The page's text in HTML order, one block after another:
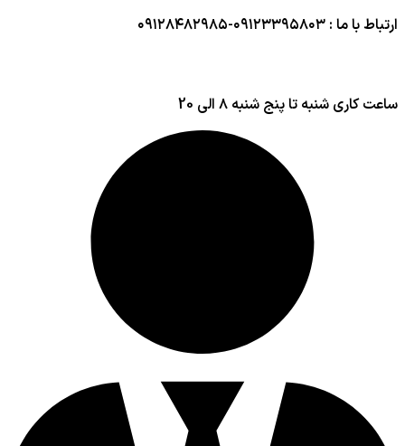
ارتباط با ما : ۰۹۱۲۳۳۹۵۸۰۳-۰۹۱۲۸۴۸۲۹۸۵
ساعت کاری شنبه تا پنج شنبه ۸ الی 20